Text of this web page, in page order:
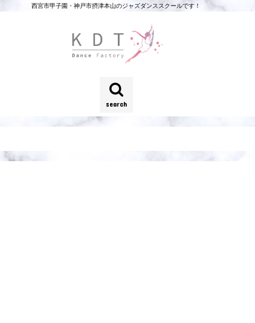
西宮市甲子園・神戸市摂津本山のジャズダンススクールです！
search